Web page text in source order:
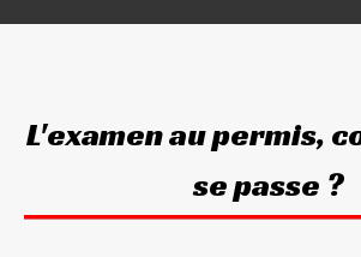
L'examen au permis,
se passe ?